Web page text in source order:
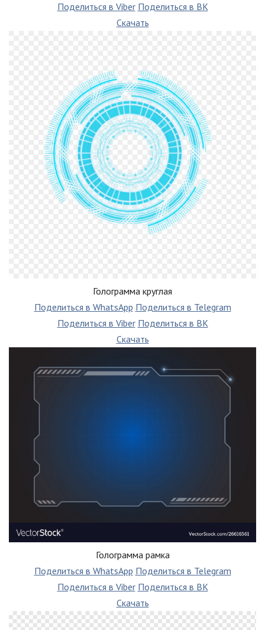
Поделиться в Viber Поделиться в ВК
Скачать
Голограмма круглая
Поделиться в WhatsApp Поделиться в Telegram
Поделиться в Viber Поделиться в ВК
Скачать
Голограмма рамка
Поделиться в WhatsApp Поделиться в Telegram
Поделиться в Viber Поделиться в ВК
Скачать